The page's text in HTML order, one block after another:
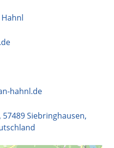
hahnl.de
, 57489Siebringhausen,